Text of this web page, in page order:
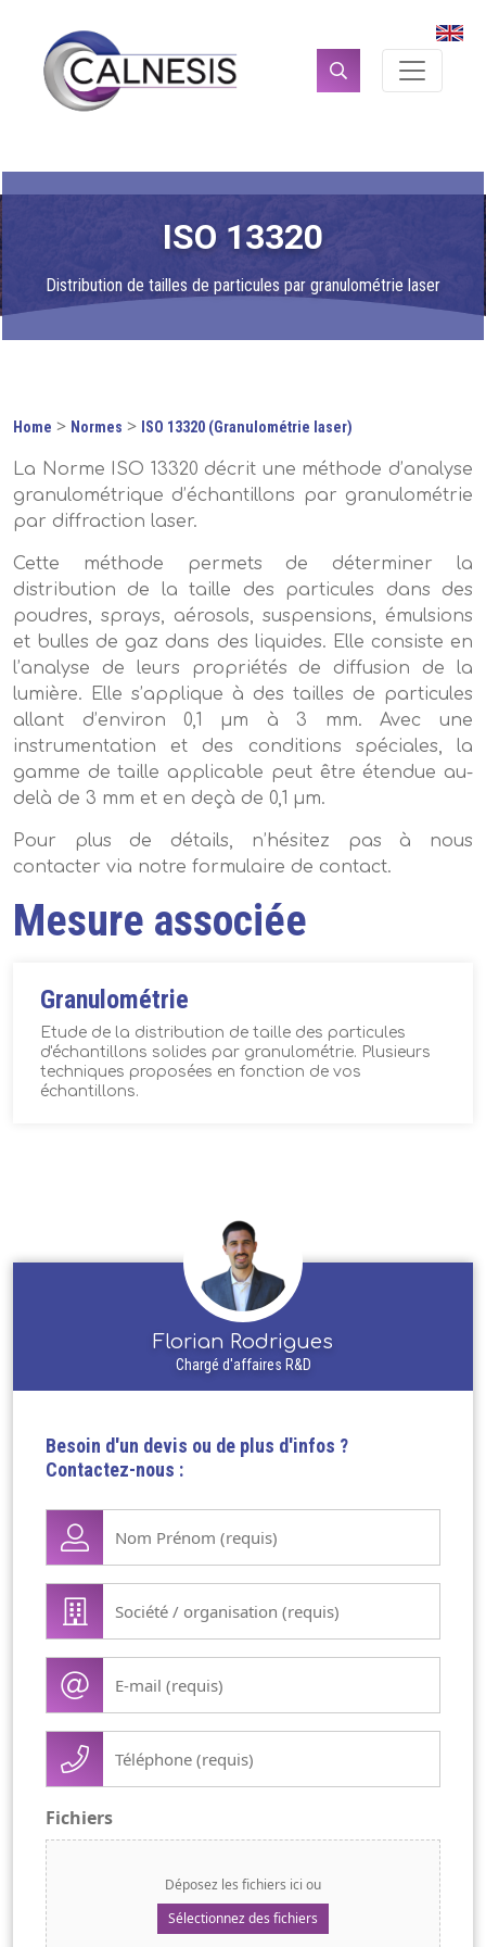
ISO 13320
Distribution de tailles de particules par granulométrie laser
Home > Normes > ISO 13320 (Granulométrie laser)
La Norme ISO 13320 décrit une méthode d’analyse
granulométrique d’échantillons par granulométrie
par diffraction laser.
Cette méthode permets de déterminer la
distribution de la taille des particules dans des
poudres, sprays, aérosols, suspensions, émulsions
et bulles de gaz dans des liquides. Elle consiste en
l’analyse de leurs propriétés de diffusion de la
lumière. Elle s’applique à des tailles de particules
allant d’environ 0,1 µm à 3 mm. Avec une
instrumentation et des conditions spéciales, la
gamme de taille applicable peut être étendue au-
delà de 3 mm et en deçà de 0,1 µm.
Pour plus de détails, n’hésitez pas à nous
contacter via notre formulaire de contact.
Mesure associée
Granulométrie
Etude de la distribution de taille des particules
d'échantillons solides par granulométrie. Plusieurs
techniques proposées en fonction de vos
échantillons.
Florian Rodrigues
Chargé d'affaires R&D
Besoin d'un devis ou de plus d'infos ?
Contactez-nous :
Nom
Prénom
Société
organisation
(Nécessaire)
mail
Téléphone
(Nécessaire)
Fichiers
Déposez les fichiers ici ou
Sélectionnez des fichiers